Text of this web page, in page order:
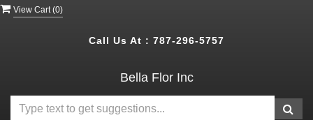
View Cart (0)
Call Us At : 787-296-5757
Bella Flor Inc